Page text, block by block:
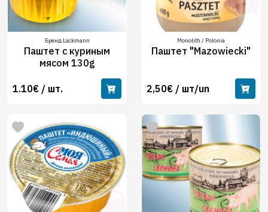
Бренд Lackmann
Паштет с куриным
мясом 130g
1.10€ / шт.
Monolith / Polonia
Паштет "Mazowiecki"
2,50€ / шт/un